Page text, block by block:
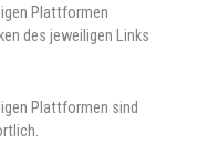
Plattformen
des jeweiligen Links
Plattformen sind